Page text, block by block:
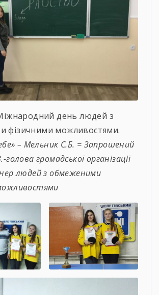
день людей з
фізичними можливостями.
– Мельник С.Б. = Запрошений
громадської організації
людей з обмеженими